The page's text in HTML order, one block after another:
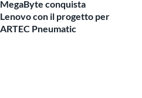
MegaByte conquista
Lenovo con il progetto per
ARTEC Pneumatic